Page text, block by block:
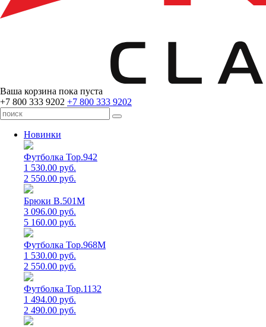
Ваша корзина пока пуста
+7 800 333 9202 +7 800 333 9202
Новинки
Футболка Top.942
1 530.00 руб.
2 550.00 руб.
Брюки B.501M
3 096.00 руб.
5 160.00 руб.
Футболка Top.968M
1 530.00 руб.
2 550.00 руб.
Футболка Top.1132
1 494.00 руб.
2 490.00 руб.